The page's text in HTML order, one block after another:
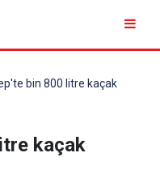
bin 800 litre kaçak
kaçak